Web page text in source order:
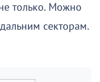
только. Можно
секторам.